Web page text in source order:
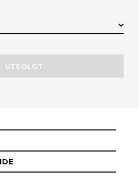
LAGERSTATUS
UTSOLGT